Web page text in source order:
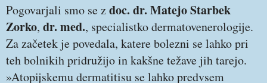
Pogovarjali smo se zdoc. dr. Matejo Starbek
Zorko, dr. med., specialistko dermatovenerologije.
Za začetek je povedala, katere bolezni se lahko pri
teh bolnikih pridružijo in kakšne težave jih tarejo.
»Atopijskemu dermatitisu se lahko predvsem